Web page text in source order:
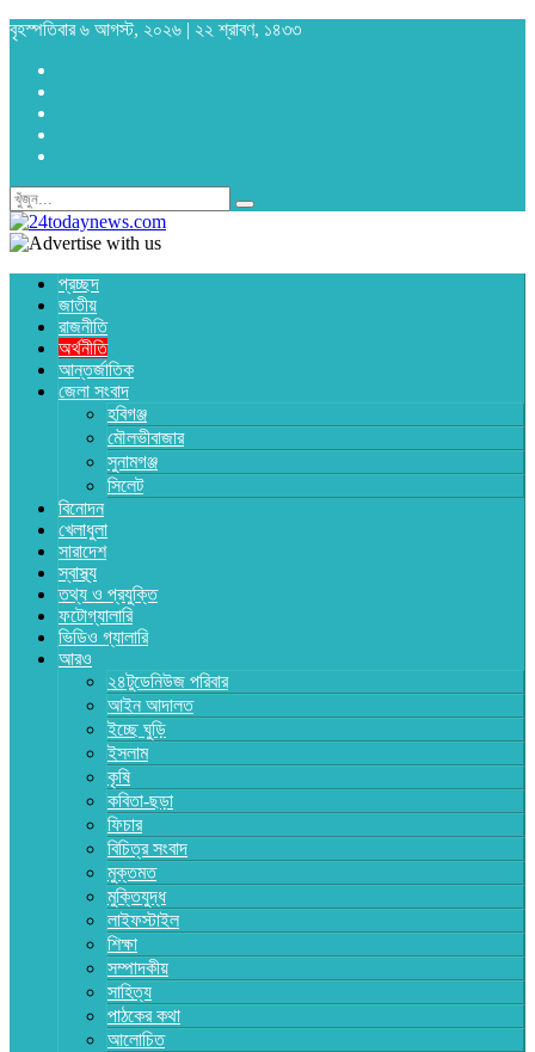
বৃহস্পতিবার ৬ আগস্ট, ২০২৬ | ২২ শ্রাবণ, ১৪৩৩
প্রচ্ছদ
জাতীয়
রাজনীতি
অর্থনীতি
আন্তর্জাতিক
জেলা সংবাদ
হবিগঞ্জ
মৌলভীবাজার
সুনামগঞ্জ
সিলেট
বিনোদন
খেলাধুলা
সারাদেশ
স্বাস্থ্য
তথ্য ও প্রযুক্তি
ফটোগ্যালারি
ভিডিও গ্যালারি
আরও
২৪টুডেনিউজ পরিবার
আইন আদালত
ইচ্ছে ঘুড়ি
ইসলাম
কৃষি
কবিতা-ছড়া
ফিচার
বিচিত্র সংবাদ
মুক্তমত
মুক্তিযুদ্ধ
লাইফস্টাইল
শিক্ষা
সম্পাদকীয়
সাহিত্য
পাঠকের কথা
আলোচিত